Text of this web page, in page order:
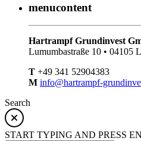
menucontent
Hartrampf Grundinvest
Lumumbastraße 10 • 04105
T +49 341 52904383
M info@hartrampf-
Search
START TYPING AND PRESS